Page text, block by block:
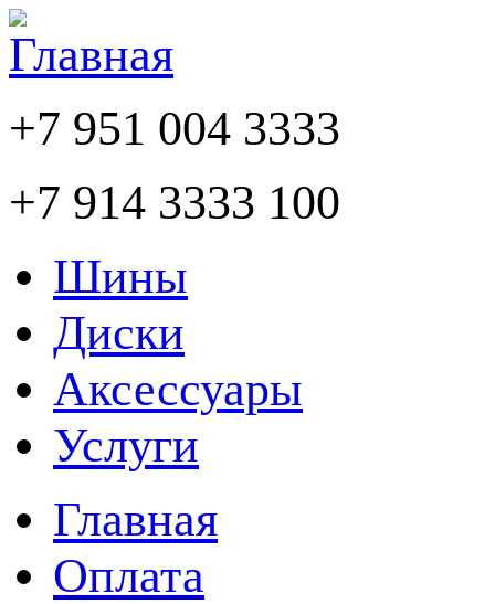
+7 951 004 3333
+7 914 3333 100
Шины
Диски
Аксессуары
Услуги
Главная
Оплата